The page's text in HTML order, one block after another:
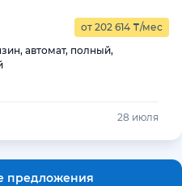
от 202 614 ₸/мес
автомат, полный,
28 июля
предложения